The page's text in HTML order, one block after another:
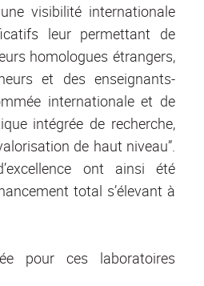
visibilité internationale
leur permettant de
homologues étrangers,
et des enseignants-
internationale et de
intégrée de recherche,
de haut niveau”.
ont ainsi été
total s’élevant à
pour ces laboratoires